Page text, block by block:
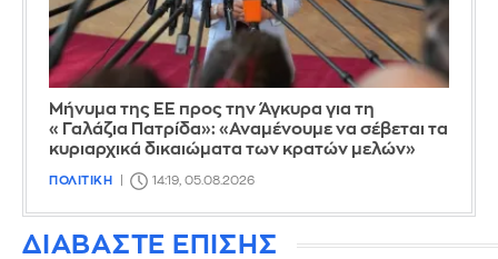
Μήνυμα της ΕΕ προς την Άγκυρα για τη
«Γαλάζια Πατρίδα»: «Αναμένουμε να σέβεται τα
κυριαρχικά δικαιώματα των κρατών μελών»
ΠΟΛΙΤΙΚΗ 14:19, 05.08.2026
ΔΙΑΒΑΣΤΕ ΕΠΙΣΗΣ